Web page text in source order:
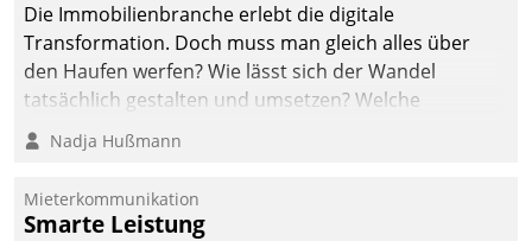
Die Immobilienbranche erlebt die digitale
Transformation. Doch muss man gleich alles über
den Haufen werfen? Wie lässt sich der Wandel
tatsächlich gestalten und umsetzen? Welche
Argumente zählen wirklich?
Nadja Hußmann
Mieterkommunikation
Smarte Leistung